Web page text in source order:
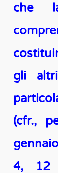
che
gli
(cfr.,
4, 12